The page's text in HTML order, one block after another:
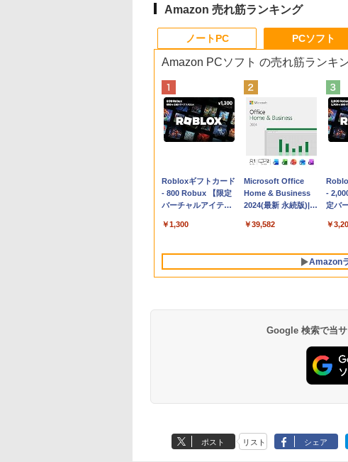
Amazon 売れ筋ランキング
ノートPC
Apple 2026
MacBook Neo A18
Proチップ搭載13イ
AIとApple
Retinaディスプレ
512GB SSD、1080p
￥162,598
tomtoc 360°保護
15.6 16インチ パソコ
ンケース Dell NEC
dynabook Lenovo
￥2,952
ップ
イ、
ドメ
ド、
￥
PCソフト
Amazon PCソフト の売れ筋ランキ
Robloxギフトカード
- 800 Robux 【限定
バーチャルアイテム
ンゲームコード】 ロ
インコード版
￥1,300
Microsoft Office
Home & Business
2024(最新 永続版)|オ
版|Windows11、
￥39,582
-
定バ
イン
ライ
￥
Amazon
￥1,766
出す プロンプトの言
葉 AI画像生成シリー
￥480
非エ
素人
￥99
7インチディスプレ
イ、色調調節ライ
￥22,980
ない、大きな画面で
読みやすい、6週間持
￥16,980
ショ
チデ
￥
Google 検索で当
ポスト リスト シェア